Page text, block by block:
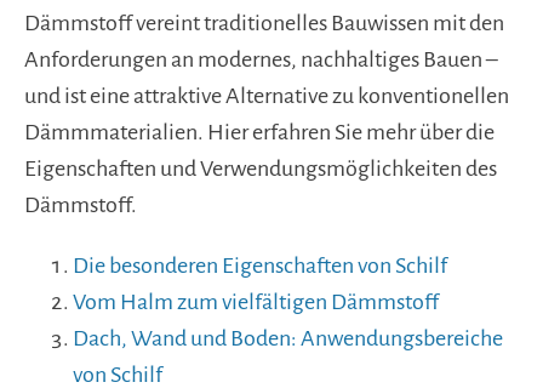
Dämmstoff vereint traditionelles Bauwissen mit den
Anforderungen an modernes, nachhaltiges Bauen –
und ist eine attraktive Alternative zu konventionellen
Dämmmaterialien. Hier erfahren Sie mehr über die
Eigenschaften und Verwendungsmöglichkeiten des
Dämmstoff.
Die besonderen Eigenschaften von Schilf
Vom Halm zum vielfältigen Dämmstoff
Dach, Wand und Boden: Anwendungsbereiche
von Schilf